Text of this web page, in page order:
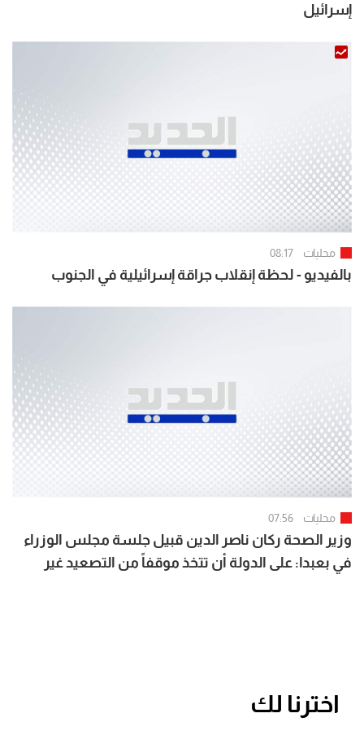
إسرائيل
محليات 08:17
بالفيديو - لحظة إنقلاب جراقة إسرائيلية في الجنوب
محليات 07:56
وزير الصحة ركان ناصر الدين قبيل جلسة مجلس الوزراء
في بعبدا: على الدولة أن تتخذ موقفاً من التصعيد غير
اخترنا لك